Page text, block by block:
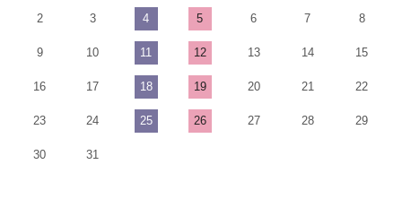
2 3 4 5 6 7 8
9 10 11 12 13 14 15
16 17 18 19 20 21 22
23 24 25 26 27 28 29
30 31